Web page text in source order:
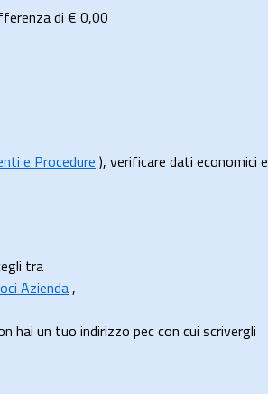
di € 0,00
e Procedure ), verificare dati economici e
tra
Azienda,
hai un tuo indirizzo pec con cui scrivergli